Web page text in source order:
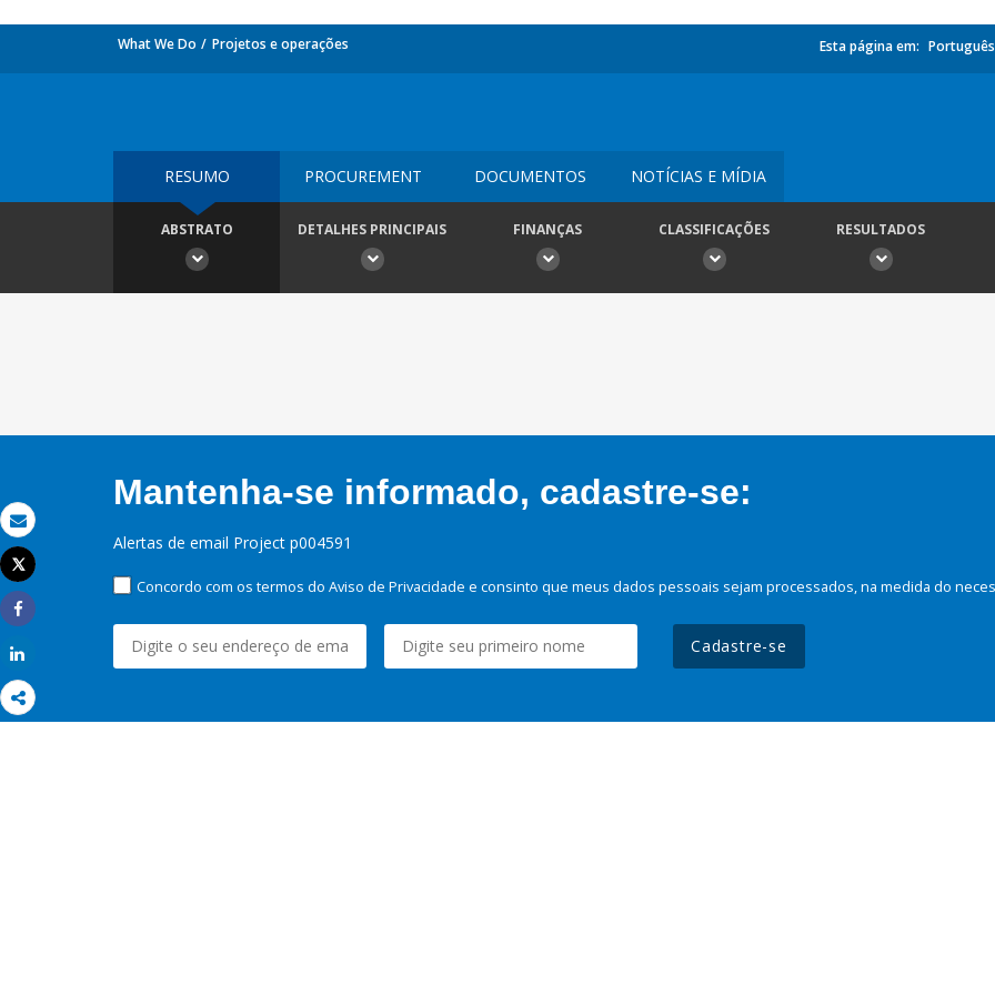
Email
Imprimir
Tweet
Share
What We Do Projetos e operações Esta página em: Português
RESUMO PROCUREMENT DOCUMENTOS NOTÍCIAS E MÍDIA
ABSTRATO DETALHES PRINCIPAIS FINANÇAS CLASSIFICAÇÕES RESULTADOS
Mantenha-se informado, cadastre-se:
Alertas de email Project p004591
Concordo com os termos do Aviso de Privacidade e consinto que meus dados pessoais sejam processados, na medida do
Cadastre-se